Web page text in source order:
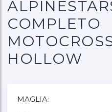
COMPLETO
HOLLOW
MAGLIA: